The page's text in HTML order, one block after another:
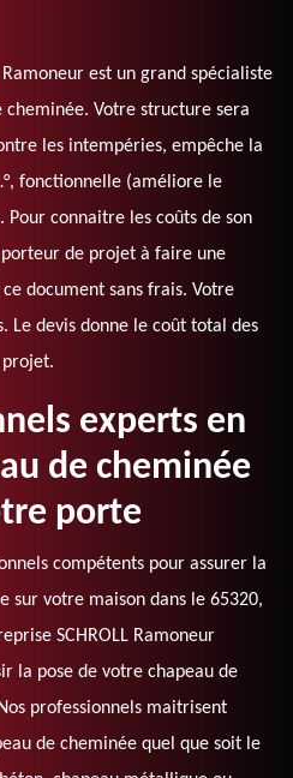
Ramoneur est un grand spécialiste
Votre structure sera
les intempéries, empêche la
fonctionnelle (améliore le
Pour connaitre les coûts de son
de projet à faire une
document sans frais. Votre
Le devis donne le coût total des
projet.
experts en
de cheminée
porte
compétents pour assurer la
sur votre maison dans le 65320,
SCHROLL Ramoneur
la pose de votre chapeau de
professionnels maitrisent
de cheminée quel que soit le